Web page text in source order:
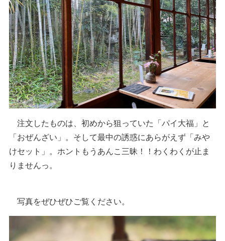
注文したものは、初めから狙っていた「パイ大福」と
「おぜんざい」。そして最中の誘惑にあらがえず「みや
けセット」。ホントもうあんこ三昧！！わくわくが止ま
りませんっ。
写真をぜひぜひご覧ください。